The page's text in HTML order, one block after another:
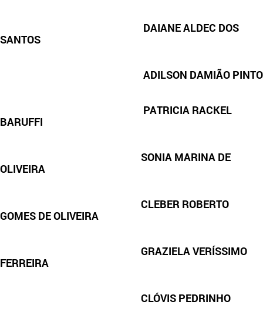
DAIANE ALDEC DOS
SANTOS
ADILSON DAMIÃO PINTO
PATRICIA RACKEL
BARUFFI
SONIA MARINA DE
OLIVEIRA
CLEBER ROBERTO
GOMES DE OLIVEIRA
GRAZIELA VERÍSSIMO
FERREIRA
CLÓVIS PEDRINHO